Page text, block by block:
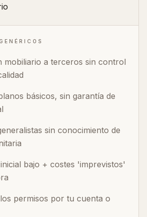
mobiliario a terceros sin control
básicos, sin garantía de
sin conocimiento de
bajo + costes 'imprevistos'
permisos por tu cuenta o